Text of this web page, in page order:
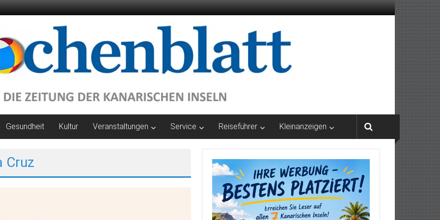
Gesundheit Kultur Veranstaltungen Service Reiseführer Kleinanzeigen
Cruz